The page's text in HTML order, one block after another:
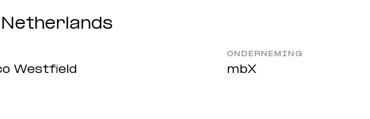
Westfield
ONDERNEMING
mbX